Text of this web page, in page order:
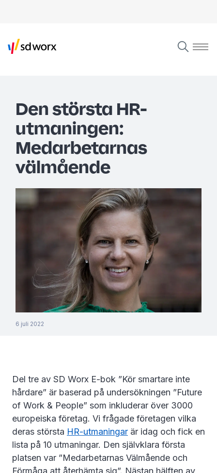
Den största HR-
utmaningen:
Medarbetarnas
välmående
6 juli 2022
Del tre av SD Worx E-bok ”Kör smartare inte
hårdare” är baserad på undersökningen ”Future
of Work & People” som inkluderar över 3000
europeiska företag. Vi frågade företagen vilka
deras största HR-utmaningar är idag och fick en
lista på 10 utmaningar. Den självklara första
platsen var ”Medarbetarnas Välmående och
Förmåga att återhämta sig”. Nästan hälften av